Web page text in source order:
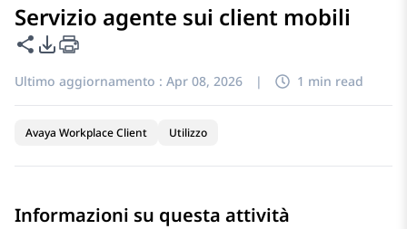
Servizio agente sui client mobili
Condividi questa pagina
Opzioni di esportazione PDF
Ultimo aggiornamento : Apr 08, 2026 | 1 min read
Avaya Workplace Client Utilizzo
Informazioni su questa attività